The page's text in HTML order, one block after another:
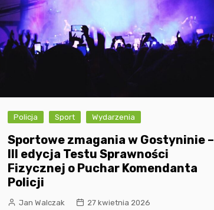
Policja Sport Wydarzenia
Sportowe zmagania w Gostyninie –
III edycja Testu Sprawności
Fizycznej o Puchar Komendanta
Policji
Jan Walczak 27 kwietnia 2026